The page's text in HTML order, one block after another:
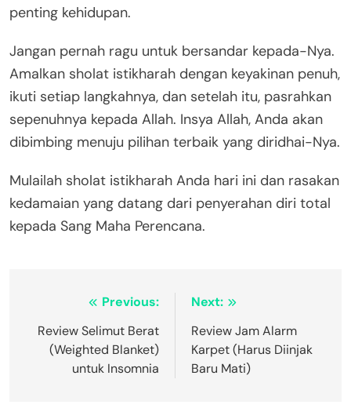
penting kehidupan.
Jangan pernah ragu untuk bersandar kepada-Nya.
Amalkan sholat istikharah dengan keyakinan penuh,
ikuti setiap langkahnya, dan setelah itu, pasrahkan
sepenuhnya kepada Allah. Insya Allah, Anda akan
dibimbing menuju pilihan terbaik yang diridhai-Nya.
Mulailah sholat istikharah Anda hari ini dan rasakan
kedamaian yang datang dari penyerahan diri total
kepada Sang Maha Perencana.
Navigasi
pos
Previous:
Review Selimut Berat
(Weighted Blanket)
untuk Insomnia
Next:
Review Jam Alarm
Karpet (Harus Diinjak
Baru Mati)